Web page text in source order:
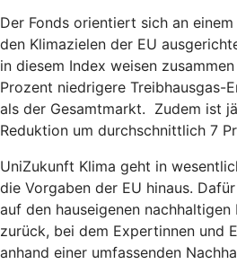
Der Fonds orientiert sich an
den Klimazielen der EU
in diesem Index weisen
Prozent niedrigere Treibhausgas-
als der Gesamtmarkt. Zudem ist
Reduktion um durchschnittlich 7
UniZukunft Klima geht in
die Vorgaben der EU hinaus.
auf den hauseigenen
zurück, bei dem Expertinnen und
anhand einer umfassenden